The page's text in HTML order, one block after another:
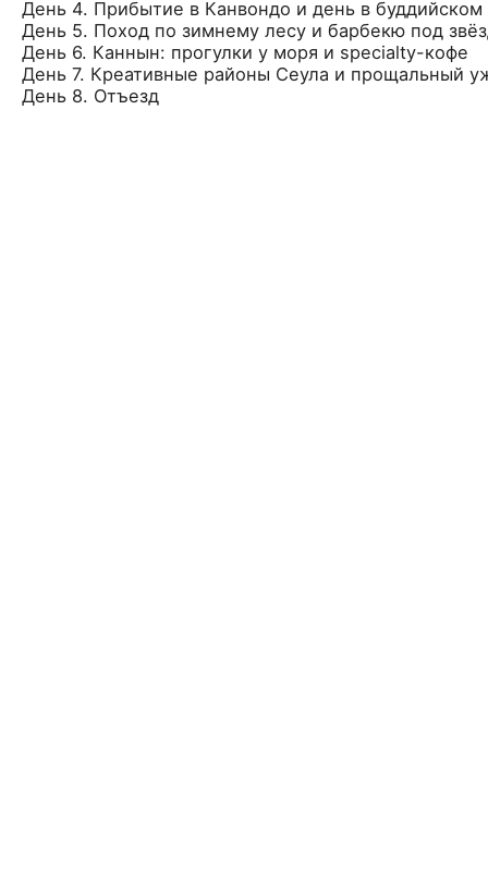
День 4. Прибытие в Канвондо и день в буддийском
День 5. Поход по зимнему лесу и барбекю под
День 6. Каннын: прогулки у моря и specialty-кофе
День 7. Креативные районы Сеула и прощальный
День 8. Отъезд